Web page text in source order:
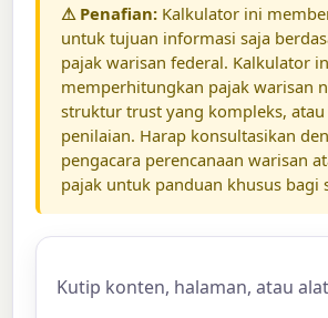
⚠ Penafian: Kalkulator ini
untuk tujuan informasi saja
pajak warisan federal. Kalkulator
memperhitungkan pajak warisan
struktur trust yang kompleks,
penilaian. Harap konsultasikan
pengacara perencanaan warisan
pajak untuk panduan khusus bagi
Kutip konten, halaman, atau